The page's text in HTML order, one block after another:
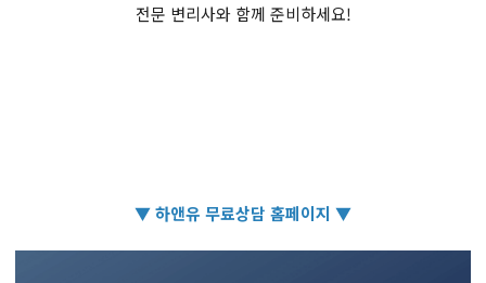
전문 변리사와 함께 준비하세요!
▼ 하앤유 무료상담 홈페이지 ▼